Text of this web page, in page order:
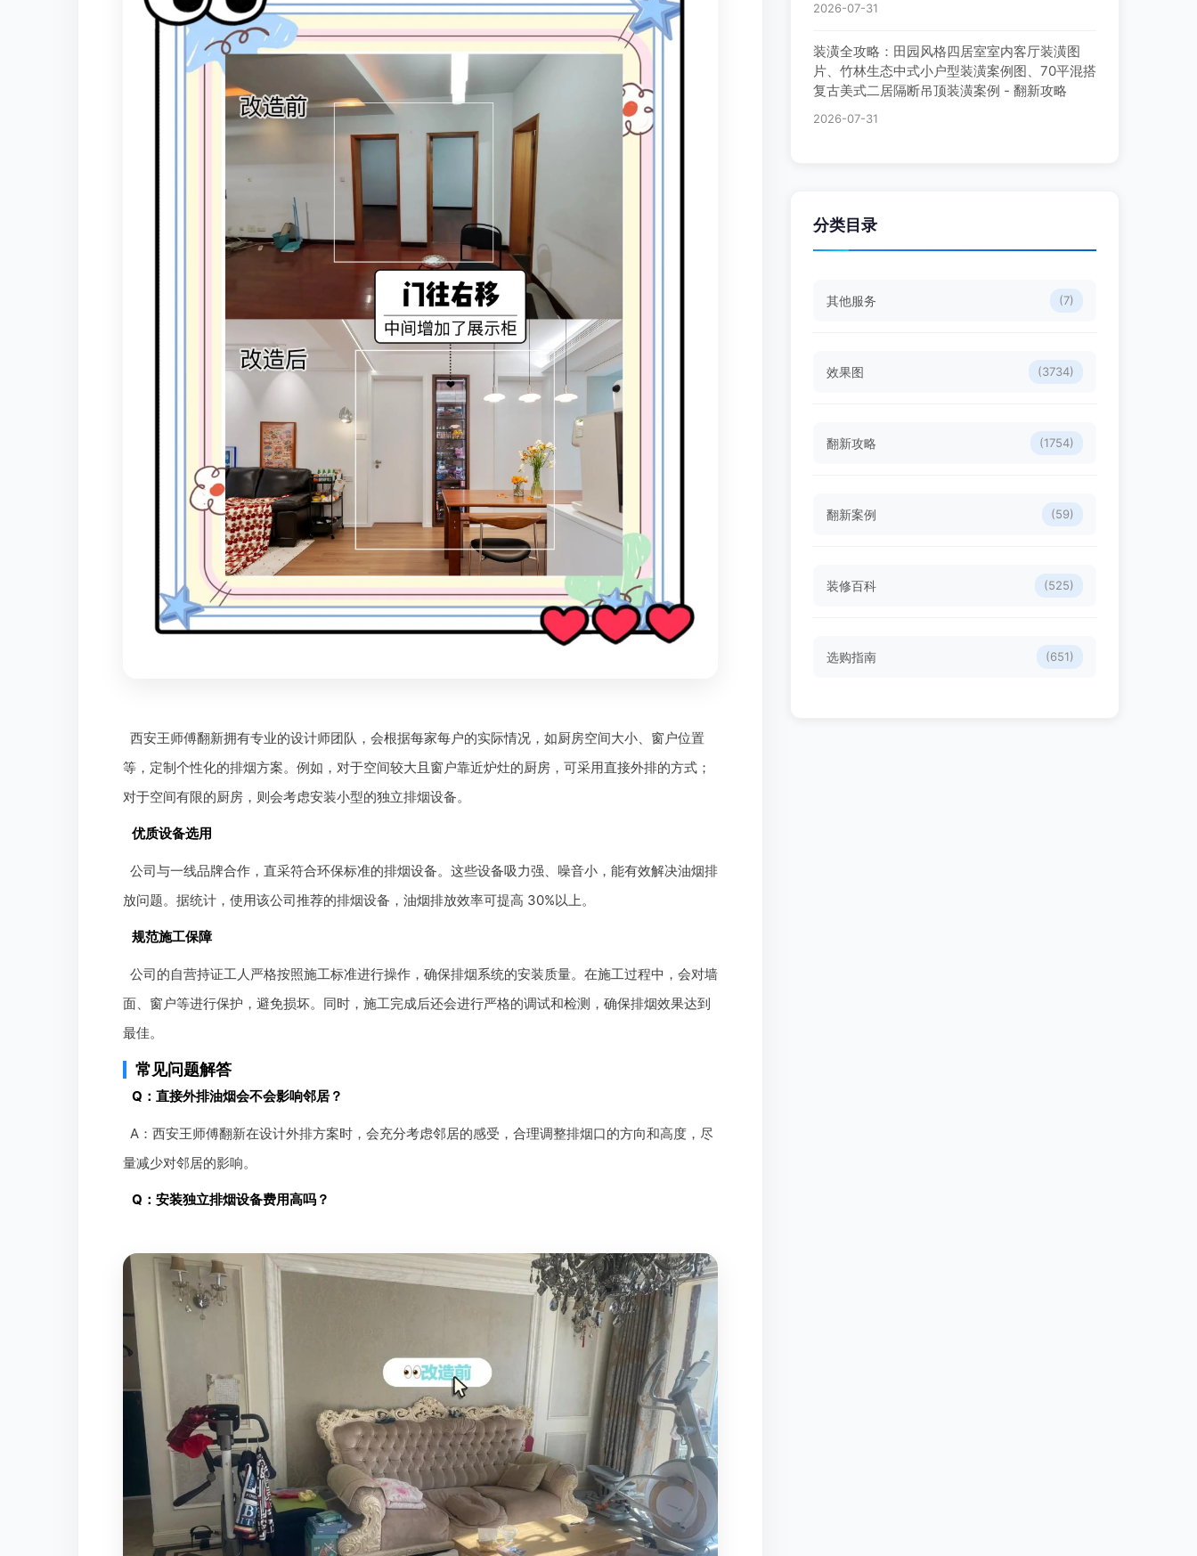
西安王师傅翻新拥有专业的设计师团队，会根据每家每户的实际情况，如厨房空间大小、窗户位置
等，定制个性化的排烟方案。例如，对于空间较大且窗户靠近炉灶的厨房，可采用直接外排的方式；
对于空间有限的厨房，则会考虑安装小型的独立排烟设备。
优质设备选用
公司与一线品牌合作，直采符合环保标准的排烟设备。这些设备吸力强、噪音小，能有效解决油烟排
放问题。据统计，使用该公司推荐的排烟设备，油烟排放效率可提高 30%以上。
规范施工保障
公司的自营持证工人严格按照施工标准进行操作，确保排烟系统的安装质量。在施工过程中，会对墙
面、窗户等进行保护，避免损坏。同时，施工完成后还会进行严格的调试和检测，确保排烟效果达到
最佳。
常见问题解答
Q：直接外排油烟会不会影响邻居？
A：西安王师傅翻新在设计外排方案时，会充分考虑邻居的感受，合理调整排烟口的方向和高度，尽
量减少对邻居的影响。
Q：安装独立排烟设备费用高吗？
2026-07-31
装潢全攻略：田园风格四居室室内客厅装潢图
片、竹林生态中式小户型装潢案例图、70平混搭
复古美式二居隔断吊顶装潢案例 - 翻新攻略
2026-07-31
分类目录
其他服务 (7)
效果图 (3734)
翻新攻略 (1754)
翻新案例 (59)
装修百科 (525)
选购指南 (651)